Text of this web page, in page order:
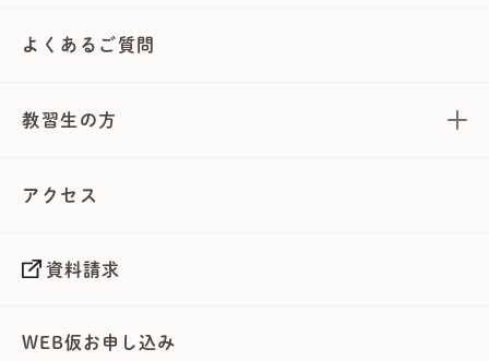
よくあるご質問
教習生の方
アクセス
資料請求
WEB仮お申し込み